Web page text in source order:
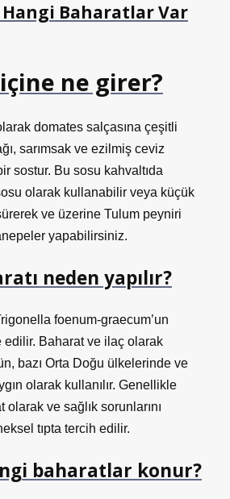
Baharatlar Var
ne girer?
domates salçasına çeşitli
sarımsak ve ezilmiş ceviz
sostur. Bu sosu kahvaltıda
olarak kullanabilir veya küçük
ve üzerine Tulum peyniri
yapabilirsiniz.
neden yapılır?
foenum-graecum’un
edilir. Baharat ve ilaç olarak
bazı Orta Doğu ülkelerinde ve
olarak kullanılır. Genellikle
ve sağlık sorunlarını
tıpta tercih edilir.
baharatlar konur?